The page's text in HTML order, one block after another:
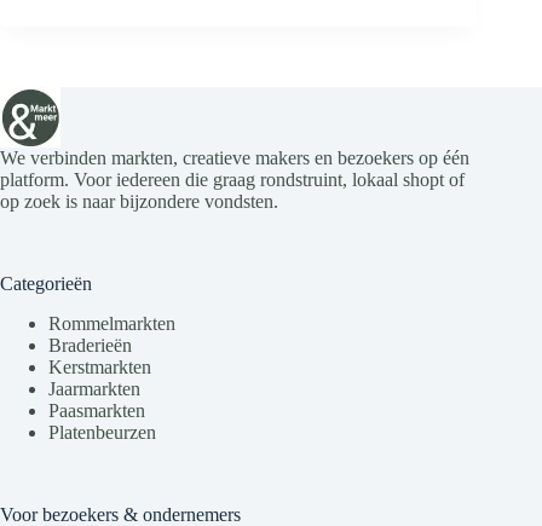
We verbinden markten, creatieve makers en bezoekers op één
platform. Voor iedereen die graag rondstruint, lokaal shopt of
op zoek is naar bijzondere vondsten.
Categorieën
Rommelmarkten
Braderieën
Kerstmarkten
Jaarmarkten
Paasmarkten
Platenbeurzen
Voor bezoekers & ondernemers